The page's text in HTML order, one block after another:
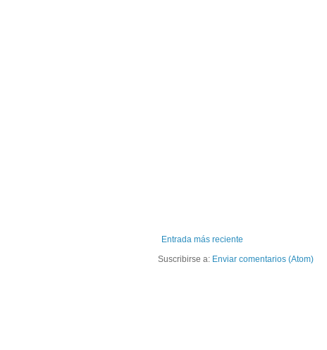
Entrada más reciente
Suscribirse a: Enviar comentarios (Atom)